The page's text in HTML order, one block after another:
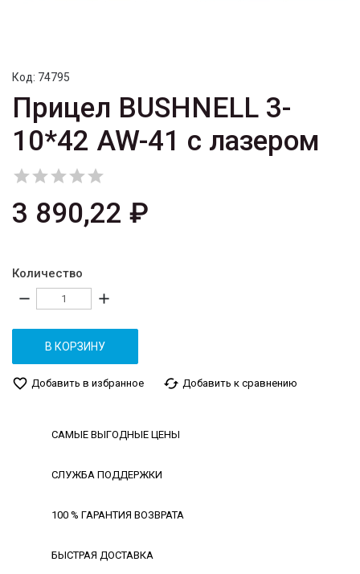
Код: 74795
Прицел BUSHNELL 3-
10*42 AW-41 с лазером

3 890,22 ₽
Количество
remove add
В КОРЗИНУ
favorite_border Добавить в избранное cached Добавить к сравнению
САМЫЕ ВЫГОДНЫЕ ЦЕНЫ
СЛУЖБА ПОДДЕРЖКИ
100 % ГАРАНТИЯ ВОЗВРАТА
БЫСТРАЯ ДОСТАВКА